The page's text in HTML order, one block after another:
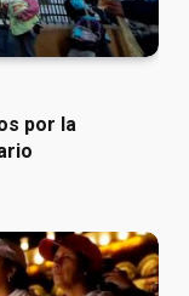
por la